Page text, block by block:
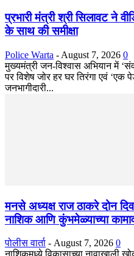
प्रभारी मंत्री श्री सिलावट ने
के साथ की समीक्षा
Police Warta - August 7, 2026 0
मुख्यमंत्री जन-विश्वास अभियान में
पर विशेष जोर हर घर तिरंगा एवं ‘एक
जनभागीदारी...
मनसे अध्यक्ष राज ठाकरे दोन
नाशिक आणि कुंभमेळ्याच्या
पोलीस वार्ता - August 7, 2026 0